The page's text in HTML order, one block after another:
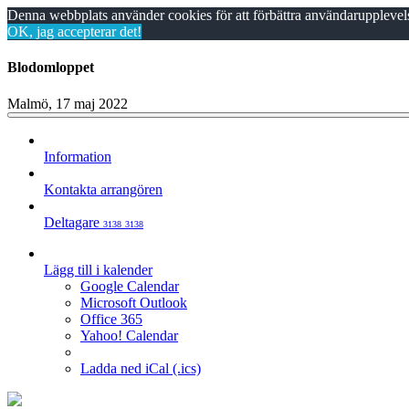
Denna webbplats använder cookies för att förbättra
OK, jag accepterar det!
Blodomloppet
Malmö, 17 maj 2022
Information
Kontakta arrangören
Deltagare 3138 3138
Lägg till i kalender
Google Calendar
Microsoft Outlook
Office 365
Yahoo! Calendar
Ladda ned iCal (.ics)